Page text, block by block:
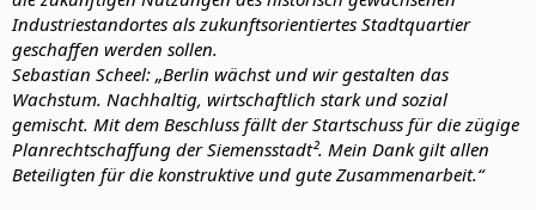
Industriestandortes als zukunftsorientiertes Stadtquartier
geschaffen werden sollen.
Sebastian Scheel: „Berlin wächst und wir gestalten das
Wachstum. Nachhaltig, wirtschaftlich stark und sozial
gemischt. Mit dem Beschluss fällt der Startschuss für die zügige
Planrechtschaffung der Siemensstadt². Mein Dank gilt allen
Beteiligten für die konstruktive und gute Zusammenarbeit.“